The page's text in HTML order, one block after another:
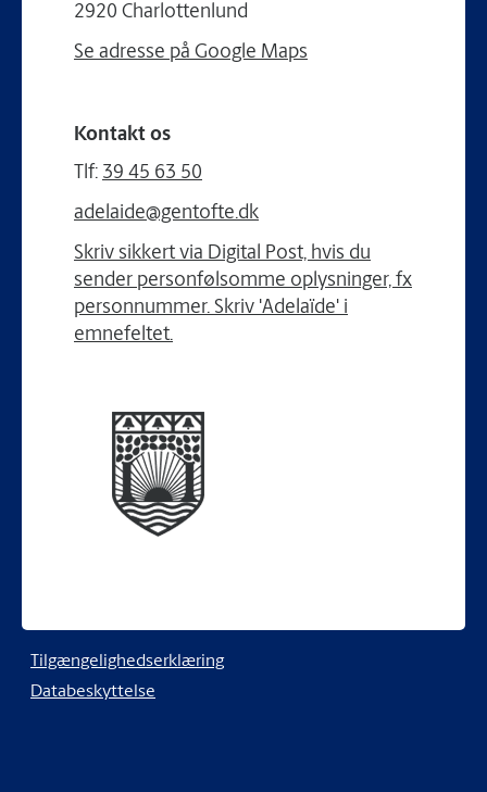
2920 Charlottenlund
Se adresse på Google Maps
Kontakt os
Tlf: 39 45 63 50
adelaide@gentofte.dk
Skriv sikkert via Digital Post, hvis du
sender personfølsomme oplysninger, fx
personnummer. Skriv 'Adelaïde' i
emnefeltet.
Tilgængelighedserklæring
Databeskyttelse